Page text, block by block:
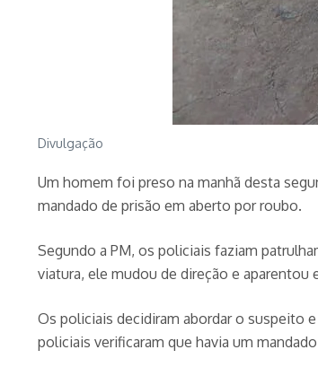
Divulgação
Um homem foi preso na manhã desta
mandado de prisão em aberto por roubo.
Segundo a PM, os policiais faziam
viatura, ele mudou de direção e aparentou
Os policiais decidiram abordar o suspeito
policiais verificaram que havia um